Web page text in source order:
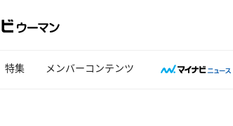
特集 メンバーコンテンツ